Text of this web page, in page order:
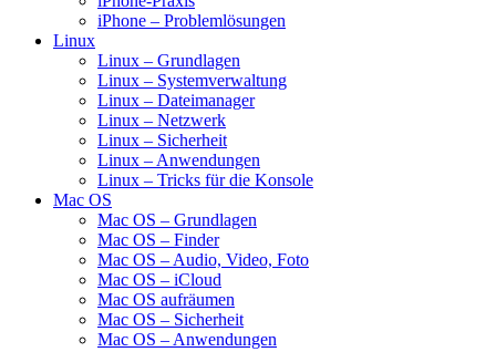
iPhone – Problemlösungen
Linux
Linux – Grundlagen
Linux – Systemverwaltung
Linux – Dateimanager
Linux – Netzwerk
Linux – Sicherheit
Linux – Anwendungen
Linux – Tricks für die Konsole
Mac OS
Mac OS – Grundlagen
Mac OS – Finder
Mac OS – Audio, Video, Foto
Mac OS – iCloud
Mac OS aufräumen
Mac OS – Sicherheit
Mac OS – Anwendungen